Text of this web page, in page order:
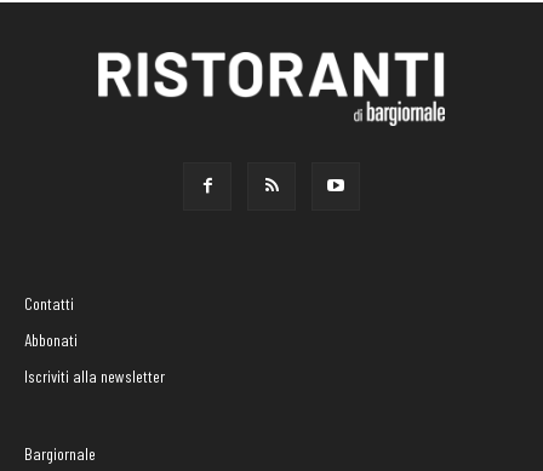
Contatti
Abbonati
Iscriviti alla newsletter
Bargiornale